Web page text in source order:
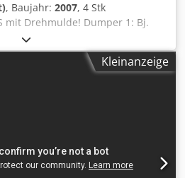
, Baujahr: 2007, 4 Stk
mit Drehmulde! Dumper 1: Bj.
1.000 KG Nutzlast 1.300 KG
8.800,-- netto
1.504 Stunden 2.300 KG
24,8 KW Verkaufspreis:
VERKAUFT !!! Dumper 4:
möglich!
Kleinanzeige